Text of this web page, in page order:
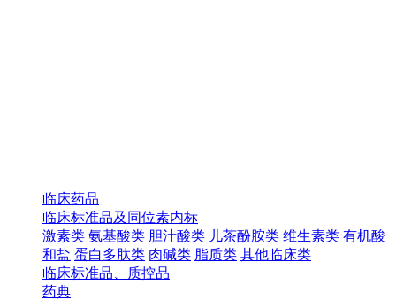
临床药品
临床标准品及同位素内标
激素类 氨基酸类 胆汁酸类 儿茶酚胺类 维生素类 有机酸
和盐 蛋白多肽类 肉碱类 脂质类 其他临床类
临床标准品、质控品
药典